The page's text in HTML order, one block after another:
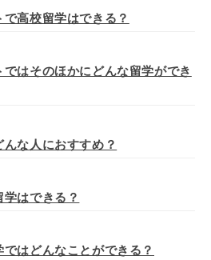
高校留学はできる？
ではそのほかにどんな留学ができ
な人におすすめ？
はできる？
はどんなことができる？